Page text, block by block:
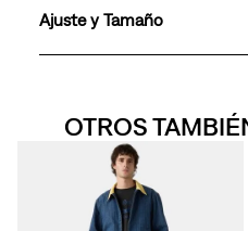
Ajuste y Tamaño
OTROS